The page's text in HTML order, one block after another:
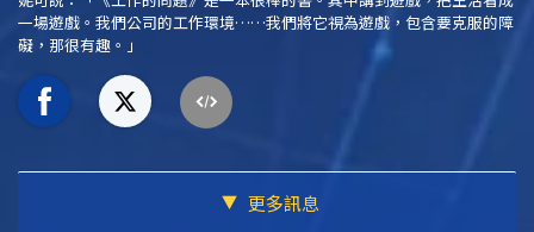
一場遊戲。我們公司的工作環境……我們將它視為遊戲，包含要克服的障
礙，那很有趣。」
更多訊息